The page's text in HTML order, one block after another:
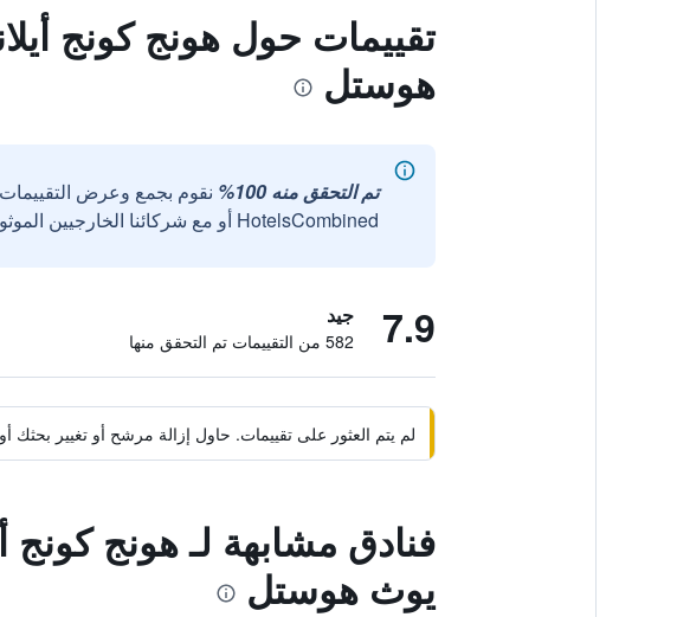
تقييمات حول هونج كونج
هوستل
تم التحقق منه 100%
نقوم بجمع وعرض
HotelsCombined أو مع شركائنا الخارجيين الموثوقين.
7.9 جيد
582 من التقييمات تم التحقق منها
لم يتم العثور على تقييمات. حاول إزالة مرشح أو تغيير
فنادق مشابهة لـ هونج
يوث هوستل